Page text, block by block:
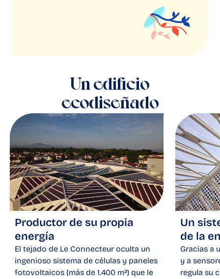
Un edificio
ecodiseñado
Productor de su propia
energía
El tejado de Le Connecteur oculta un
ingenioso sistema de células y paneles
fotovoltaicos (más de 1.400 m²) que le
Un
de la
Gracias a
y a
regula su